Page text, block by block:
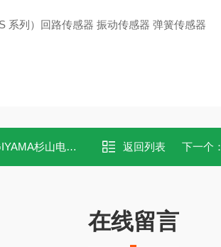
系列）回路传感器 振动传感器 弹簧传感器
机PS-662错误检测器 返回列表 下一个：
在线留言